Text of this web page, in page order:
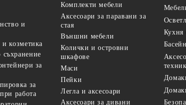
и
козметика
за
за
работа
Комплекти мебели
Аксесоари за паравани за
стая
Външни мебели
Колички и островни
шкафове
Маси
Пейки
Легла и аксесоари
Аксесоари за дивани
Кухня